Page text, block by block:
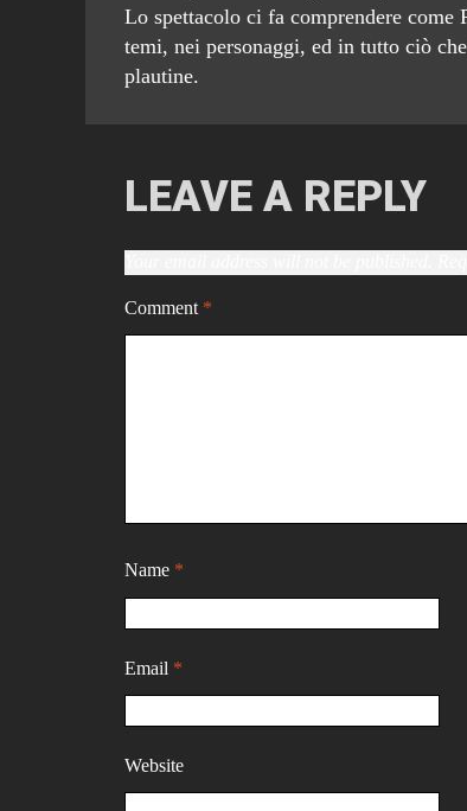
Lo spettacolo ci fa comprendere come
temi, nei personaggi, ed in tutto ciò
plautine.
LEAVE A REPLY
Comment *
Name *
Email *
Website